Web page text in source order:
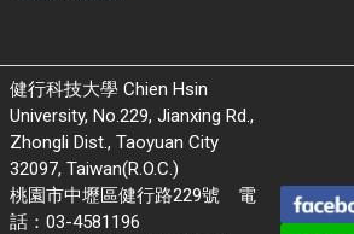
健行科技大學 Chien Hsin
University, No.229, Jianxing Rd.,
Zhongli Dist., Taoyuan City
32097, Taiwan(R.O.C.)
桃園市中壢區健行路229號 電
話：03-4581196